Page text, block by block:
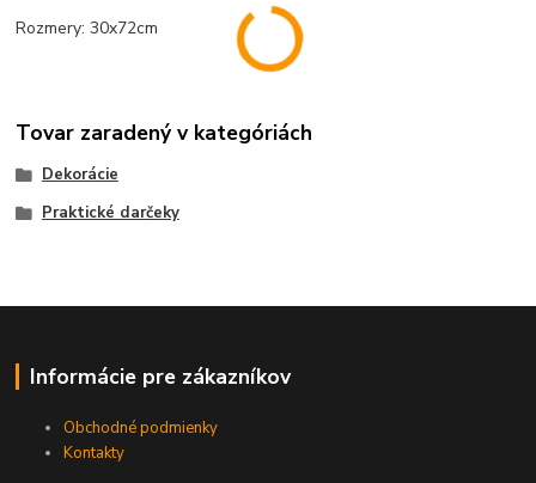
Rozmery: 30x72cm
Tovar zaradený v kategóriách
Dekorácie
Praktické darčeky
Informácie pre zákazníkov
Obchodné podmienky
Kontakty